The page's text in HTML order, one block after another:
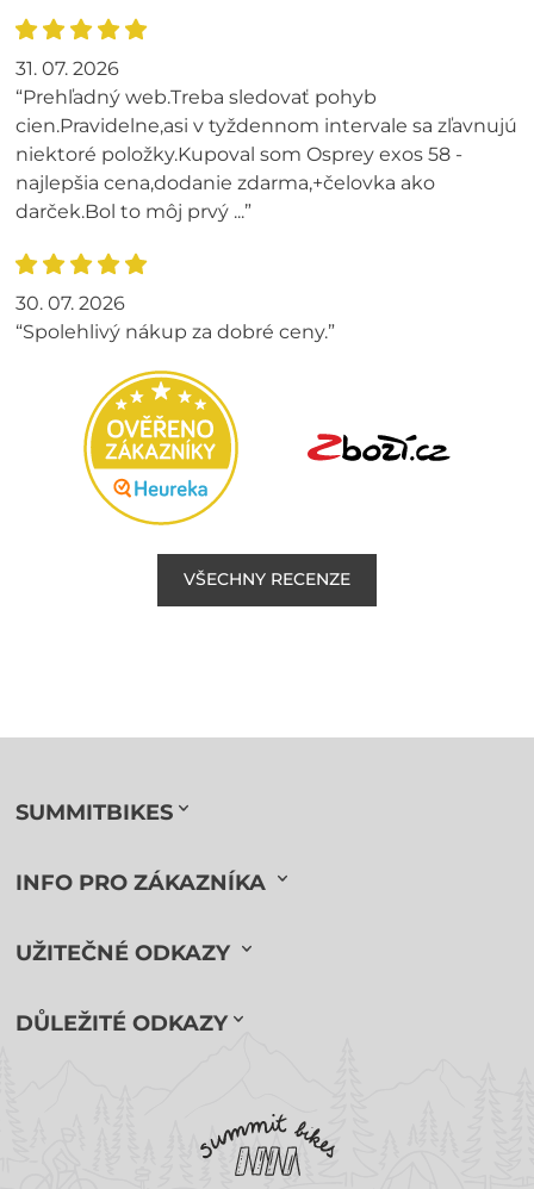
31. 07. 2026
“Prehľadný web.Treba sledovať pohyb
cien.Pravidelne,asi v tyždennom intervale sa zľavnujú
niektoré položky.Kupoval som Osprey exos 58 -
najlepšia cena,dodanie zdarma,+čelovka ako
darček.Bol to môj prvý ...”
30. 07. 2026
“Spolehlivý nákup za dobré ceny.”
VŠECHNY RECENZE
SUMMITBIKES
INFO PRO ZÁKAZNÍKA
UŽITEČNÉ ODKAZY
DŮLEŽITÉ ODKAZY